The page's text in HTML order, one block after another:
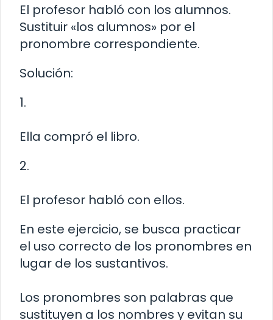
El profesor habló con los alumnos.
Sustituir «los alumnos» por el
pronombre correspondiente.
Solución:
1.
Ella compró el libro.
2.
El profesor habló con ellos.
En este ejercicio, se busca practicar
el uso correcto de los pronombres en
lugar de los sustantivos.
Los pronombres son palabras que
sustituyen a los nombres y evitan su